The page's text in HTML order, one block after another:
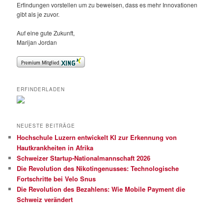
Erfindungen vorstellen um zu beweisen, dass es mehr Innovationen
gibt als je zuvor.
Auf eine gute Zukunft,
Marijan Jordan
ERFINDERLADEN
NEUESTE BEITRÄGE
Hochschule Luzern entwickelt KI zur Erkennung von
Hautkrankheiten in Afrika
Schweizer Startup-Nationalmannschaft 2026
Die Revolution des Nikotingenusses: Technologische
Fortschritte bei Velo Snus
Die Revolution des Bezahlens: Wie Mobile Payment die
Schweiz verändert